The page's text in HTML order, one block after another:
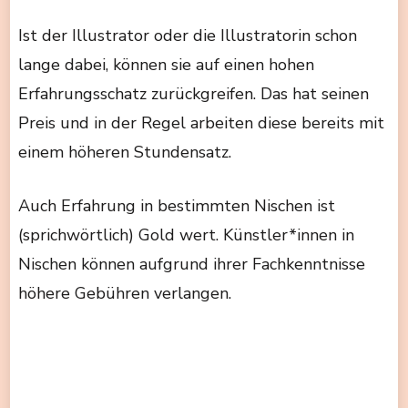
Ist der Illustrator oder die Illustratorin schon
lange dabei, können sie auf einen hohen
Erfahrungsschatz zurückgreifen. Das hat seinen
Preis und in der Regel arbeiten diese bereits mit
einem höheren Stundensatz.
Auch Erfahrung in bestimmten Nischen ist
(sprichwörtlich) Gold wert. Künstler*innen in
Nischen können aufgrund ihrer Fachkenntnisse
höhere Gebühren verlangen.